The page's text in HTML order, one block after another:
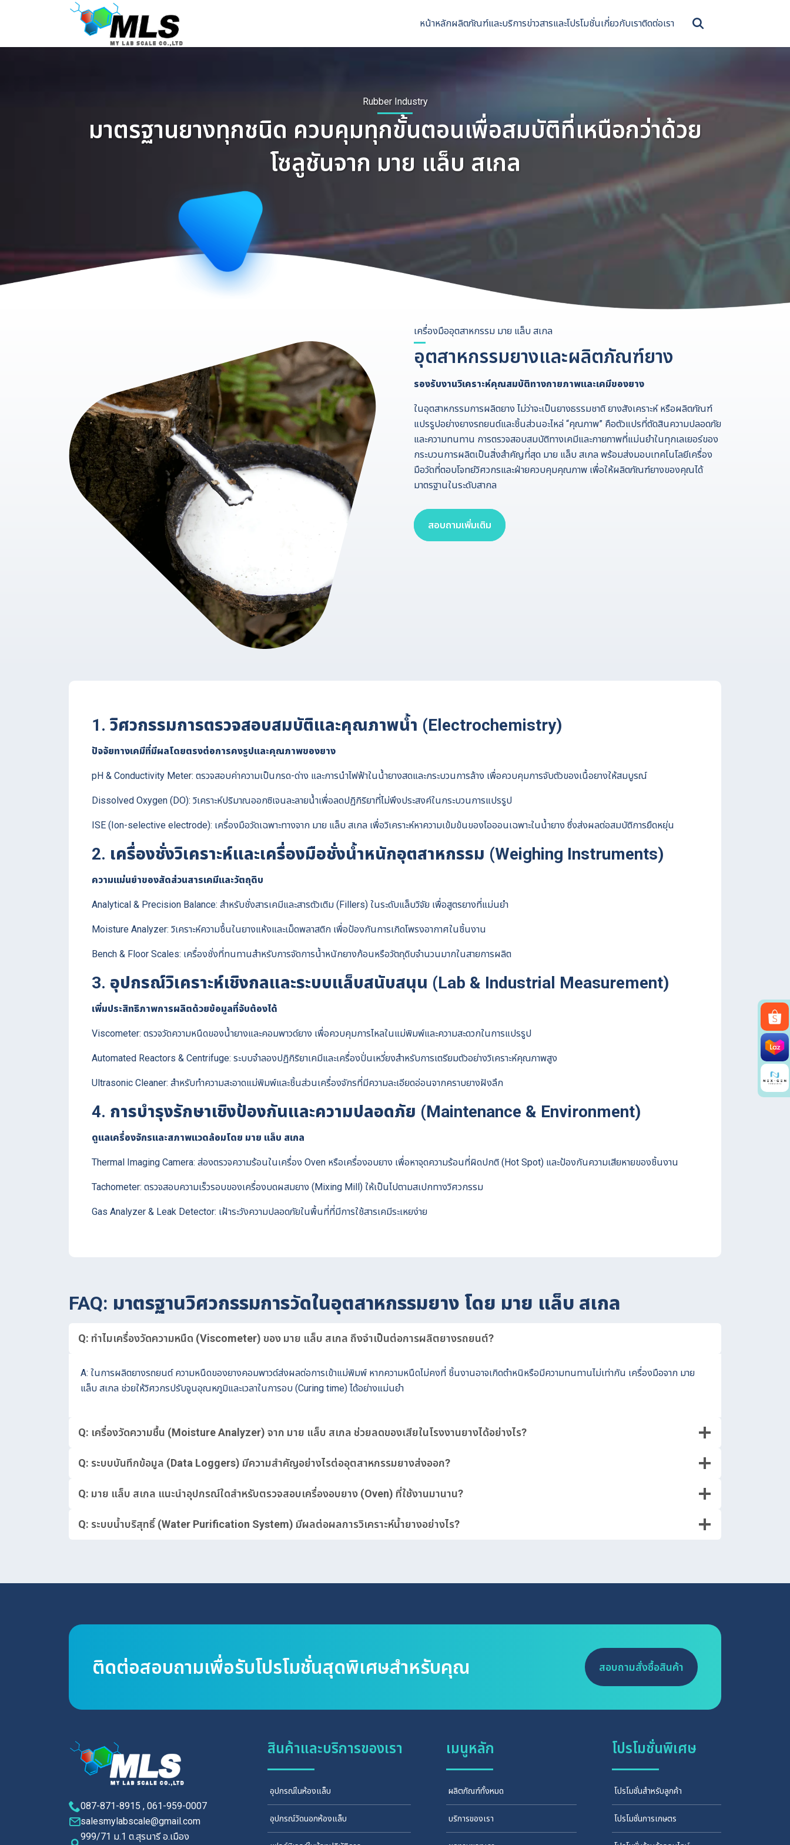
หน้าหลักผลิตภัณฑ์และบริการข่าวสารและโปรโมชั่นเกี่ยวกับเราติดต่อเรา
for:
Rubber Industry
มาตรฐานยางทุกชนิด ควบคุมทุกขั้นตอนเพื่อสมบัติที่เหนือกว่าด้วย
โซลูชันจาก มาย แล็บ สเกล
เครื่องมืออุตสาหกรรม มาย แล็บ สเกล
อุตสาหกรรมยางและผลิตภัณฑ์ยาง
รองรับงานวิเคราะห์คุณสมบัติทางกายภาพและเคมีของยาง
ในอุตสาหกรรมการผลิตยาง ไม่ว่าจะเป็นยางธรรมชาติ ยางสังเคราะห์ หรือผลิตภัณฑ์
แปรรูปอย่างยางรถยนต์และชิ้นส่วนอะไหล่ “คุณภาพ” คือตัวแปรที่ตัดสินความปลอดภัย
และความทนทาน การตรวจสอบสมบัติทางเคมีและกายภาพที่แม่นยำในทุกเลเยอร์ของ
กระบวนการผลิตเป็นสิ่งสำคัญที่สุด มาย แล็บ สเกล พร้อมส่งมอบเทคโนโลยีเครื่อง
มือวัดที่ตอบโจทย์วิศวกรและฝ่ายควบคุมคุณภาพ เพื่อให้ผลิตภัณฑ์ยางของคุณได้
มาตรฐานในระดับสากล
สอบถามเพิ่มเติม
1. วิศวกรรมการตรวจสอบสมบัติและคุณภาพน้ำ (Electrochemistry)
ปัจจัยทางเคมีที่มีผลโดยตรงต่อการคงรูปและคุณภาพของยาง
pH & Conductivity Meter: ตรวจสอบค่าความเป็นกรด-ด่าง และการนำไฟฟ้าในน้ำยางสดและกระบวนการล้าง เพื่อควบคุมการจับตัวของเนื้อยางให้สมบูรณ์
Dissolved Oxygen (DO): วิเคราะห์ปริมาณออกซิเจนละลายน้ำเพื่อลดปฏิกิริยาที่ไม่พึงประสงค์ในกระบวนการแปรรูป
ISE (Ion-selective electrode): เครื่องมือวัดเฉพาะทางจาก มาย แล็บ สเกล เพื่อวิเคราะห์หาความเข้มข้นของไอออนเฉพาะในน้ำยาง ซึ่งส่งผลต่อสมบัติการยืดหยุ่น
2. เครื่องชั่งวิเคราะห์และเครื่องมือชั่งน้ำหนักอุตสาหกรรม (Weighing Instruments)
ความแม่นยำของสัดส่วนสารเคมีและวัตถุดิบ
Analytical & Precision Balance: สำหรับชั่งสารเคมีและสารตัวเติม (Fillers) ในระดับแล็บวิจัย เพื่อสูตรยางที่แม่นยำ
Moisture Analyzer: วิเคราะห์ความชื้นในยางแห้งและเม็ดพลาสติก เพื่อป้องกันการเกิดโพรงอากาศในชิ้นงาน
Bench & Floor Scales: เครื่องชั่งที่ทนทานสำหรับการจัดการน้ำหนักยางก้อนหรือวัตถุดิบจำนวนมากในสายการผลิต
3. อุปกรณ์วิเคราะห์เชิงกลและระบบแล็บสนับสนุน (Lab & Industrial Measurement)
เพิ่มประสิทธิภาพการผลิตด้วยข้อมูลที่จับต้องได้
Viscometer: ตรวจวัดความหนืดของน้ำยางและคอมพาวด์ยาง เพื่อควบคุมการไหลในแม่พิมพ์และความสะดวกในการแปรรูป
Automated Reactors & Centrifuge: ระบบจำลองปฏิกิริยาเคมีและเครื่องปั่นเหวี่ยงสำหรับการเตรียมตัวอย่างวิเคราะห์คุณภาพสูง
Ultrasonic Cleaner: สำหรับทำความสะอาดแม่พิมพ์และชิ้นส่วนเครื่องจักรที่มีความละเอียดอ่อนจากคราบยางฝังลึก
4. การบำรุงรักษาเชิงป้องกันและความปลอดภัย (Maintenance & Environment)
ดูแลเครื่องจักรและสภาพแวดล้อมโดย มาย แล็บ สเกล
Thermal Imaging Camera: ส่องตรวจความร้อนในเครื่อง Oven หรือเครื่องอบยาง เพื่อหาจุดความร้อนที่ผิดปกติ (Hot Spot) และป้องกันความเสียหายของชิ้นงาน
Tachometer: ตรวจสอบความเร็วรอบของเครื่องบดผสมยาง (Mixing Mill) ให้เป็นไปตามสเปกทางวิศวกรรม
Gas Analyzer & Leak Detector: เฝ้าระวังความปลอดภัยในพื้นที่ที่มีการใช้สารเคมีระเหยง่าย
FAQ: มาตรฐานวิศวกรรมการวัดในอุตสาหกรรมยาง โดย มาย แล็บ สเกล
Q: ทำไมเครื่องวัดความหนืด (Viscometer) ของ มาย แล็บ สเกล ถึงจำเป็นต่อการผลิตยางรถยนต์?
A: ในการผลิตยางรถยนต์ ความหนืดของยางคอมพาวด์ส่งผลต่อการเข้าแม่พิมพ์ หากความหนืดไม่คงที่ ชิ้นงานอาจเกิดตำหนิหรือมีความทนทานไม่เท่ากัน เครื่องมือจาก มาย
แล็บ สเกล ช่วยให้วิศวกรปรับจูนอุณหภูมิและเวลาในการอบ (Curing time) ได้อย่างแม่นยำ
Q: เครื่องวัดความชื้น (Moisture Analyzer) จาก มาย แล็บ สเกล ช่วยลดของเสียในโรงงานยางได้อย่างไร?
Q: ระบบบันทึกข้อมูล (Data Loggers) มีความสำคัญอย่างไรต่ออุตสาหกรรมยางส่งออก?
Q: มาย แล็บ สเกล แนะนำอุปกรณ์ใดสำหรับตรวจสอบเครื่องอบยาง (Oven) ที่ใช้งานมานาน?
Q: ระบบน้ำบริสุทธิ์ (Water Purification System) มีผลต่อผลการวิเคราะห์น้ำยางอย่างไร?
ติดต่อสอบถามเพื่อรับโปรโมชั่นสุดพิเศษสำหรับคุณ สอบถามสั่งซื้อสินค้า
087-871-8915 , 061-959-0007
salesmylabscale@gmail.com
999/71 ม.1 ต.สุรนารี อ.เมือง
สินค้าและบริการของเรา
อุปกรณ์ในห้องแล็บ
อุปกรณ์วัดนอกห้องแล็บ
เมนูหลัก
ผลิตภัณฑ์ทั้งหมด
บริการของเรา
โปรโมชั่นพิเศษ
โปรโมชั่นสำหรับลูกค้า
โปรโมชั่นการเกษตร